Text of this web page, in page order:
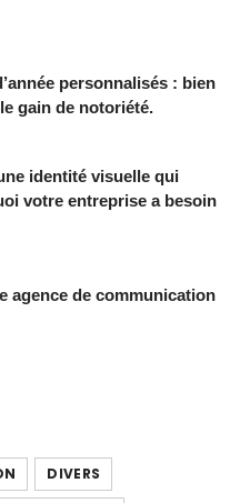
personnalisés : bien
gain de notoriété.
identité visuelle qui
votre entreprise a besoin
agence de communication
DIVERS